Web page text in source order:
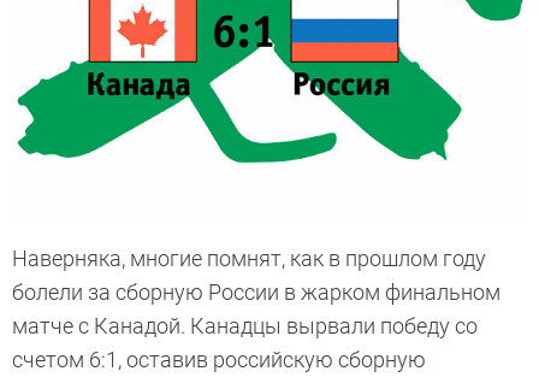
Наверняка, многие помнят, как в прошлом году
болели за сборную России в жарком финальном
матче с Канадой. Канадцы вырвали победу со
счетом 6:1, оставив российскую сборную